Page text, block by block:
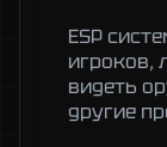
ESP
игроков,
видеть
другие